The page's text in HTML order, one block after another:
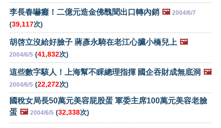
李長春嚇癱！二億元造金佛醜聞出口轉內銷 🖼️ 2004/6/7
(39,117次)
胡啓立沒給好臉子 蔣彥永騎在老江心臟小橋兒上 🖼️
2004/6/5 (41,832次)
這些數字駭人！上海幫不睬總理指揮 國企吞財成無底洞 🖼️
2004/6/5 (22,272次)
國稅女局長50萬元美容屁股蛋 軍委主席100萬元美容老臉
蛋 🖼️ 2004/6/5 (32,338次)